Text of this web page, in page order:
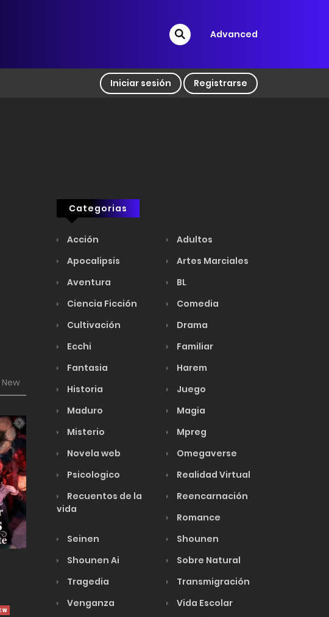
Advanced
Iniciar sesión Registrarse
New
Categorias
Acción
Adultos
Apocalipsis
Artes Marciales
Aventura
BL
Ciencia Ficción
Comedia
Cultivación
Drama
Ecchi
Familiar
Fantasia
Harem
Historia
Juego
Maduro
Magia
Misterio
Mpreg
Novela web
Omegaverse
Psicologico
Realidad Virtual
Recuentos de la
vida
Reencarnación
Romance
Seinen
Shounen
Shounen Ai
Sobre Natural
Tragedia
Transmigración
Venganza
Vida Escolar